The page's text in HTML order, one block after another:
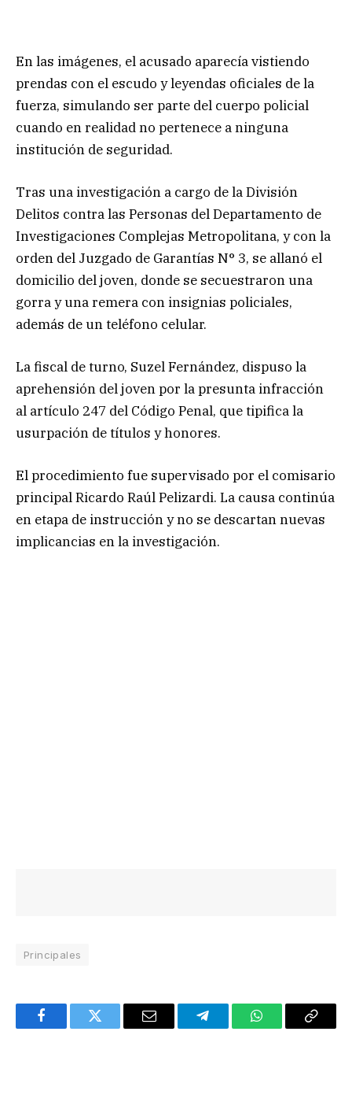
En las imágenes, el acusado aparecía vistiendo
prendas con el escudo y leyendas oficiales de la
fuerza, simulando ser parte del cuerpo policial
cuando en realidad no pertenece a ninguna
institución de seguridad.
Tras una investigación a cargo de la División
Delitos contra las Personas del Departamento de
Investigaciones Complejas Metropolitana, y con la
orden del Juzgado de Garantías N° 3, se allanó el
domicilio del joven, donde se secuestraron una
gorra y una remera con insignias policiales,
además de un teléfono celular.
La fiscal de turno, Suzel Fernández, dispuso la
aprehensión del joven por la presunta infracción
al artículo 247 del Código Penal, que tipifica la
usurpación de títulos y honores.
El procedimiento fue supervisado por el comisario
principal Ricardo Raúl Pelizardi. La causa continúa
en etapa de instrucción y no se descartan nuevas
implicancias en la investigación.
Principales
FacebookTwitter Email TelegramWhatsAppCopy